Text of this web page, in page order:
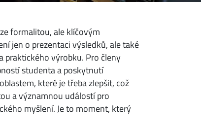
formalitou, ale klíčovým
jen o prezentaci výsledků, ale také
praktického výrobku. Pro členy
studenta a poskytnutí
které je třeba zlepšit, což
a významnou událostí pro
myšlení. Je to moment, který